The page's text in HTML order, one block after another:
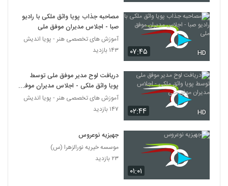
۰۷:۴۵ HD
مصاحبه جذاب پویا واثق ملکی با رادیو
صبا - اجلاس مدیران موفق ملی
آموزش های تخصصی هنر - پویا اندیش
۱۴۳ بازدید
۰۲:۴۴ HD
دریافت لوح مدیر موفق ملی توسط
پویا واثق ملکی - اجلاس مدیران موفق
ملی
آموزش های تخصصی هنر - پویا اندیش
۱۴۷ بازدید
۰۱:۰۱
جهیزیه نوعروس
موسسه خیریه نورالزهرا (س)
۲۳ بازدید